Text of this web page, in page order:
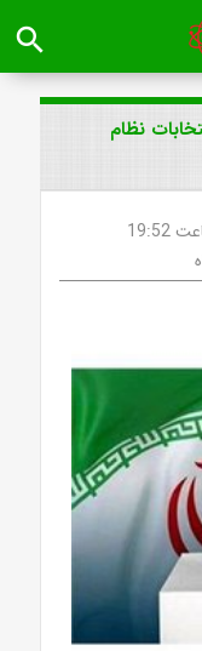
search
نظام